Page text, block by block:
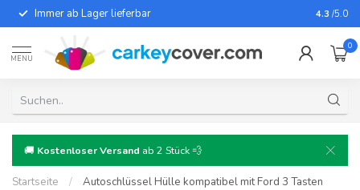
Immer ab Lager lieferbar Für fast
4.3 /5.0
MENU
0
🚚 Kostenloser Versand ab 2 Stück 💨
Startseite /
Autoschlüssel Hülle kompatibel mit Ford 3 Tasten